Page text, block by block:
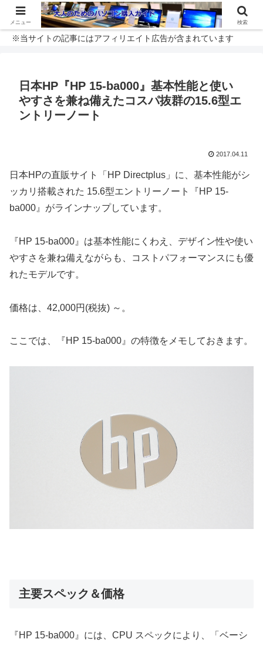
※当サイトの記事にはアフィリエイト広告が含まれています
日本HP『HP 15-ba000』基本性能と使い
やすさを兼ね備えたコスパ抜群の15.6型エ
ントリーノート
2017.04.11
日本HPの直販サイト「HP Directplus」に、基本性能がシ
ッカリ搭載された 15.6型エントリーノート『HP 15-
ba000』がラインナップしています。
『HP 15-ba000』は基本性能にくわえ、デザイン性や使い
やすさを兼ね備えながらも、コストパフォーマンスにも優
れたモデルです。
価格は、42,000円(税抜) ～。
ここでは、『HP 15-ba000』の特徴をメモしておきます。
主要スペック＆価格
『HP 15-ba000』には、CPU スペックにより、「ベーシ
メニュー 検索